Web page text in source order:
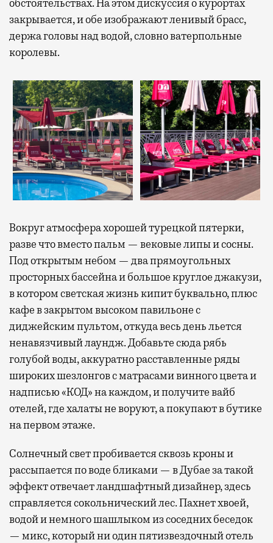
обстоятельствах. На этом дискуссия о курортах
закрывается, и обе изображают ленивый брасс,
держа головы над водой, словно ватерпольные
королевы.
Вокруг атмосфера хорошей турецкой пятерки,
разве что вместо пальм — вековые липы и сосны.
Под открытым небом — два прямоугольных
просторных бассейна и большое круглое джакузи,
в котором светская жизнь кипит буквально, плюс
кафе в закрытом высоком павильоне с
диджейским пультом, откуда весь день льется
ненавязчивый лаундж. Добавьте сюда рябь
голубой воды, аккуратно расставленные ряды
широких шезлонгов с матрасами винного цвета и
надписью «КОД» на каждом, и получите вайб
отелей, где халаты не воруют, а покупают в бутике
на первом этаже.
Солнечный свет пробивается сквозь кроны и
рассыпается по воде бликами — в Дубае за такой
эффект отвечает ландшафтный дизайнер, здесь
справляется сокольнический лес. Пахнет хвоей,
водой и немного шашлыком из соседних беседок
— микс, который ни один пятизвездочный отель